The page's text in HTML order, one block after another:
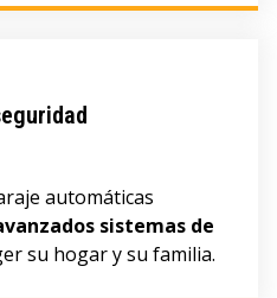
automáticas
sistemas de
su hogar y su familia.